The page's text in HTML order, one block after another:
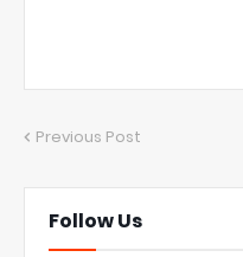
Previous Post
Follow Us